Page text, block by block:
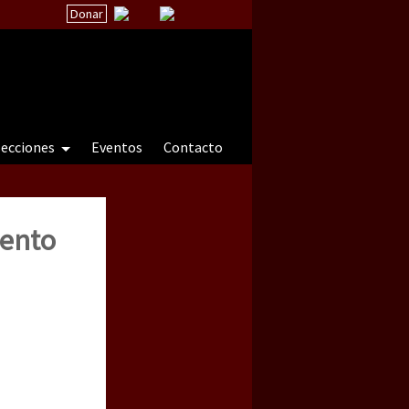
Donar
Eventos
Contacto
natureza sob cerco)